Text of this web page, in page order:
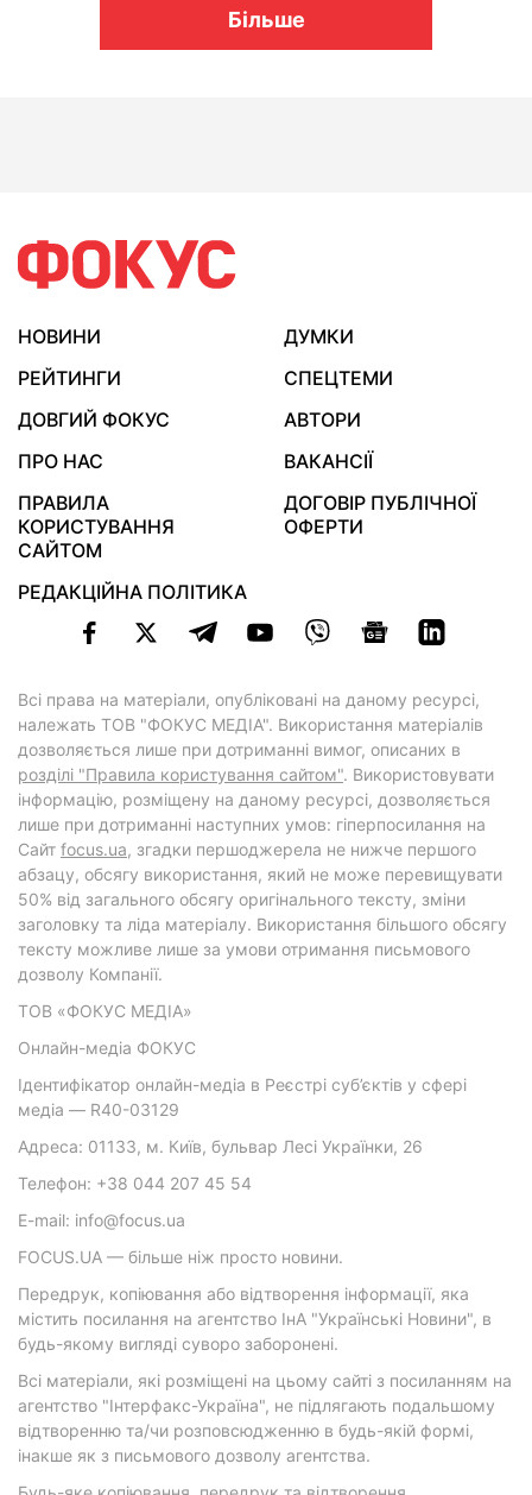
Більше
НОВИНИ
ДУМКИ
РЕЙТИНГИ
СПЕЦТЕМИ
ДОВГИЙ ФОКУС
АВТОРИ
ПРО НАС
ВАКАНСІЇ
ПРАВИЛА
КОРИСТУВАННЯ
САЙТОМ
ДОГОВІР ПУБЛІЧНОЇ
ОФЕРТИ
РЕДАКЦІЙНА ПОЛІТИКА
Всі права на матеріали, опубліковані на даному ресурсі,
належать ТОВ "ФОКУС МЕДІА". Використання матеріалів
дозволяється лише при дотриманні вимог, описаних в
розділі "Правила користування сайтом". Використовувати
інформацію, розміщену на даному ресурсі, дозволяється
лише при дотриманні наступних умов: гіперпосилання на
Cайт focus.ua, згадки першоджерела не нижче першого
абзацу, обсягу використання, який не може перевищувати
50% від загального обсягу оригінального тексту, зміни
заголовку та ліда матеріалу. Використання більшого обсягу
тексту можливе лише за умови отримання письмового
дозволу Компанії.
ТОВ «ФОКУС МЕДІА»
Онлайн-медіа ФОКУС
Ідентифікатор онлайн-медіа в Реєстрі суб’єктів у сфері
медіа — R40-03129
Адреса: 01133, м. Київ, бульвар Лесі Українки, 26
Телефон: +38 044 207 45 54
E-mail: info@focus.ua
FOCUS.UA — більше ніж просто новини.
Передрук, копіювання або відтворення інформації, яка
містить посилання на агентство ІнА "Українські Новини", в
будь-якому вигляді суворо заборонені.
Всі матеріали, які розміщені на цьому сайті з посиланням на
агентство "Інтерфакс-Україна", не підлягають подальшому
відтворенню та/чи розповсюдженню в будь-якій формі,
інакше як з письмового дозволу агентства.